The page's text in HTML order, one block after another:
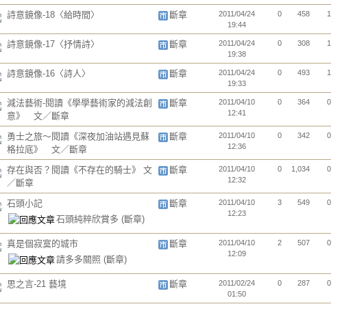
詩意鏡像-18〈給時間〉 斷章
2011/04/24
19:44
0 458 1
詩意鏡像-17〈抒情詩〉 斷章
2011/04/24
19:38
0 308 1
詩意鏡像-16〈詩人〉 斷章
2011/04/24
19:33
0 493 1
減法藝術-閱讀《學學藝術家的減法創
意》 文／斷章
斷章
2011/04/10
12:41
0 364 0
勇士之旅～閱讀《深夜加油站遇見蘇
格拉底》 文／斷章
斷章
2011/04/10
12:36
0 342 0
存在與否？閱讀《不存在的騎士》 文
／斷章
斷章
2011/04/10
12:32
0 1,034 0
石頭小記
石頭純粹欣賞多 (斷章)
斷章
2011/04/10
12:23
3 549 0
真是個寂寞的城市
請多多關照 (斷章)
斷章
2011/04/10
12:09
2 507 0
思之言-21 藝境 斷章
2011/02/24
01:50
0 287 0